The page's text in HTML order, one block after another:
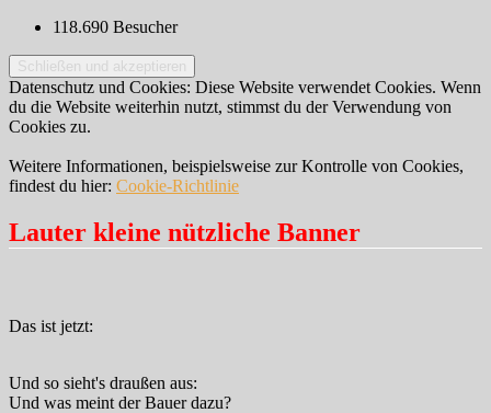
118.690 Besucher
Datenschutz und Cookies: Diese Website verwendet Cookies. Wenn
du die Website weiterhin nutzt, stimmst du der Verwendung von
Cookies zu.
Weitere Informationen, beispielsweise zur Kontrolle von Cookies,
findest du hier: Cookie-Richtlinie
Lauter kleine nützliche Banner
Das ist jetzt:
Und so sieht's draußen aus:
Und was meint der Bauer dazu?